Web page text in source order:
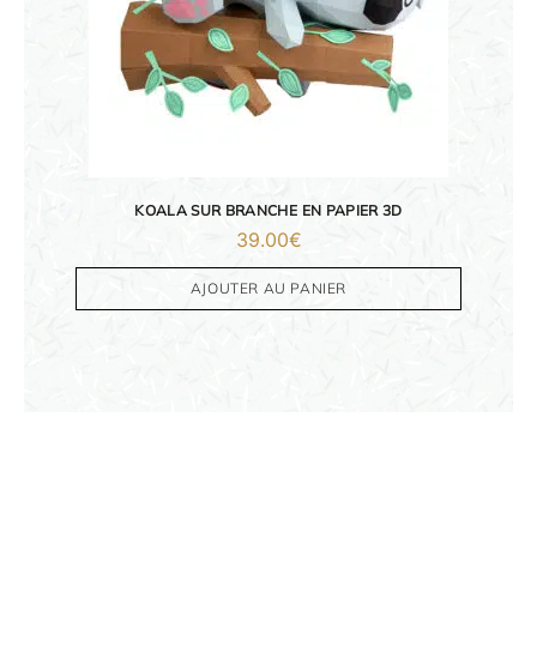
KOALA SUR BRANCHE EN PAPIER 3D
39.00€
AJOUTER AU PANIER
IDÉES CADEAUX
OBJETS PERSONNALISÉS